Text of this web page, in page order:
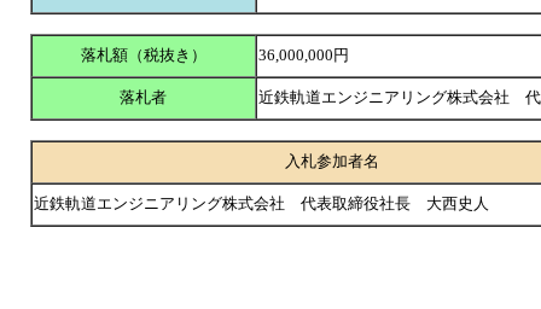
落札額（税抜き） 36,000,000円
落札者 近鉄軌道エンジニアリング株式会社
入札参加者名
近鉄軌道エンジニアリング株式会社 代表取締役社長 大西史人